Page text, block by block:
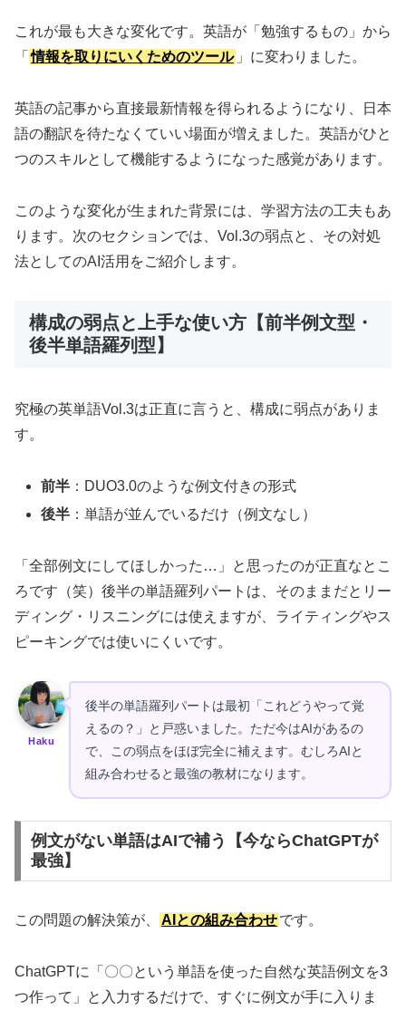
これが最も大きな変化です。英語が「勉強するもの」から
「 情報を取りにいくためのツール 」に変わりました。
英語の記事から直接最新情報を得られるようになり、日本
語の翻訳を待たなくていい場面が増えました。英語がひと
つのスキルとして機能するようになった感覚があります。
このような変化が生まれた背景には、学習方法の工夫もあ
ります。次のセクションでは、Vol.3の弱点と、その対処
法としてのAI活用をご紹介します。
構成の弱点と上手な使い方【前半例文型・
後半単語羅列型】
究極の英単語Vol.3は正直に言うと、構成に弱点がありま
す。
前半 ：DUO3.0のような例文付きの形式
後半 ：単語が並んでいるだけ（例文なし）
「全部例文にしてほしかった…」と思ったのが正直なとこ
ろです（笑）後半の単語羅列パートは、そのままだとリー
ディング・リスニングには使えますが、ライティングやス
ピーキングでは使いにくいです。
Haku
後半の単語羅列パートは最初「これどうやって覚
えるの？」と戸惑いました。ただ今はAIがあるの
で、この弱点をほぼ完全に補えます。むしろAIと
組み合わせると最強の教材になります。
例文がない単語はAIで補う【今ならChatGPTが
最強】
この問題の解決策が、 AIとの組み合わせです。
ChatGPTに「〇〇という単語を使った自然な英語例文を3
つ作って」と入力するだけで、すぐに例文が手に入りま